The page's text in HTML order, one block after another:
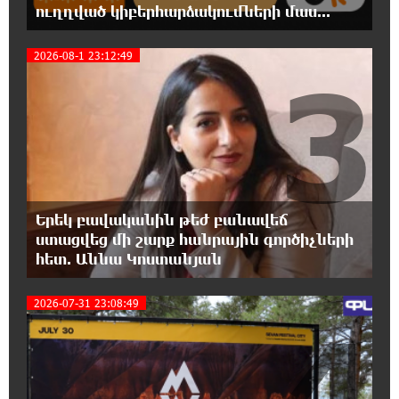
37 թիվն է. վաղը զանգը հնչելու է նույնիսկ
կատակ անողների համար. Մենուա
Սողոմոնյան
23:50:47 5-08-2026
Օգոստոսի 6-ին, 7-ին, 10-ին, 11-ին, 12-ին և
13-ին հարյուրավոր հասցեներում լույս չի
լինելու
23:31:16 5-08-2026
Ջուր հավաքեք․ բազմաթիվ հասցեներում
ջուր չի լինելու
Եվրոպայի մայրաքաղաքները գրանցում են
շոգի նոր ռեկորդներ
22:54:16 5-08-2026
ուղղված կիբերհարձակումների մաս...
2026-08-1 23:12:49
Երեկ բավականին թեժ բանավեճ
ստացվեց մի շարք հանրային գործիչների
հետ. Աննա Կոստանյան
3
2026-07-31 23:08:49